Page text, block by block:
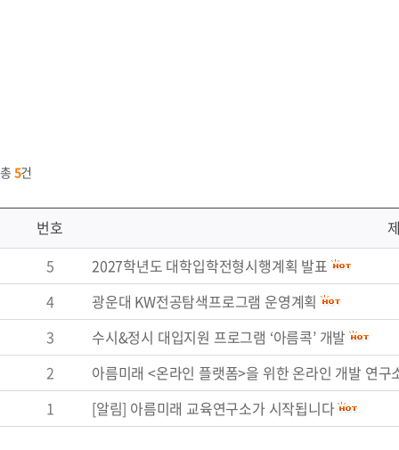
총 5건
번호
5
2027학년도 대학입학전형시행계획 발표
4
광운대 KW전공탐색프로그램 운영계획
3
수시&정시 대입지원 프로그램 ‘아름콕’ 개발
2
아름미래 <온라인 플랫폼>을 위한 온라인 개발 연구
1
[알림] 아름미래 교육연구소가 시작됩니다